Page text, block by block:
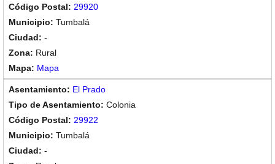
29920
Tumbalá
-
Rural
Mapa
El Prado
Colonia
29922
Tumbalá
-